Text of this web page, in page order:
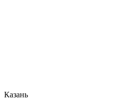
Казань